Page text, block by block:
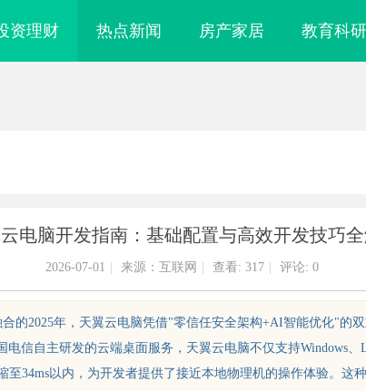
资理财 热点新闻 房产家居 教育科研
电脑开发指南：基础配置与高效开发技巧
2026-07-01 来源：互联网 查看: 317 评论: 0
的2025年，天翼云电脑凭借"零信任安全架构+AI智能优化"的
电信自主研发的云端桌面服务，天翼云电脑不仅支持Windows
至34ms以内，为开发者提供了接近本地物理机的操作体验。这